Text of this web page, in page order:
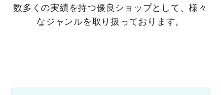
数多くの実績を持つ優良ショップとして、様々
なジャンルを取り扱っております。